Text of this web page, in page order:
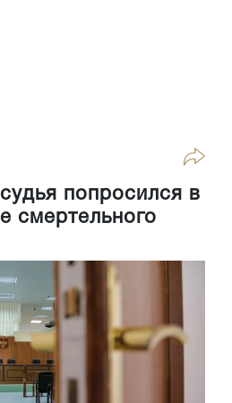
попросился в
смертельного